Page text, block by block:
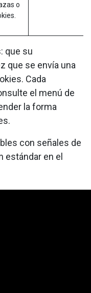
o
que su
que se envía una
Cada
el menú de
la forma
con señales de
estándar en el